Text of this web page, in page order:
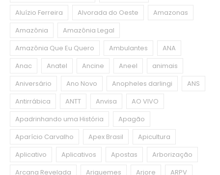
Aluízio Ferreira
Alvorada do Oeste
Amazonas
Amazônia
Amazônia Legal
Amazônia Que Eu Quero
Ambulantes
ANA
Anac
Anatel Ancine Aneel
animais
Aniversário
Ano Novo Anopheles darlingi
ANS
Antirrábica
ANTT Anvisa
AO VIVO
Apadrinhando uma História
Apagão
Aparício Carvalho
Apex Brasil
Apicultura
Aplicativo
Aplicativos Apostas
Arborização
Arcana Revelada
Ariquemes Arjore
ARPV